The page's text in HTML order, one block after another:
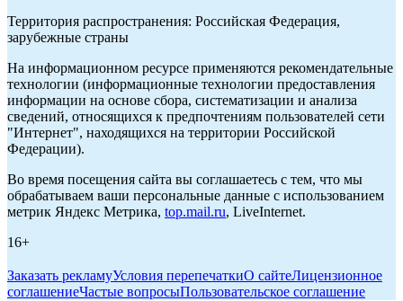
Территория распространения: Российская Федерация,
зарубежные страны
На информационном ресурсе применяются рекомендательные
технологии (информационные технологии предоставления
информации на основе сбора, систематизации и анализа
сведений, относящихся к предпочтениям пользователей сети
"Интернет", находящихся на территории Российской
Федерации).
Во время посещения сайта вы соглашаетесь с тем, что мы
обрабатываем ваши персональные данные с использованием
метрик Яндекс Метрика, top.mail.ru, LiveInternet.
16+
Заказать рекламуУсловия перепечаткиО сайтеЛицензионное
соглашениеЧастые вопросыПользовательское соглашение